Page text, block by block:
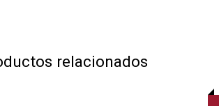
relacionados